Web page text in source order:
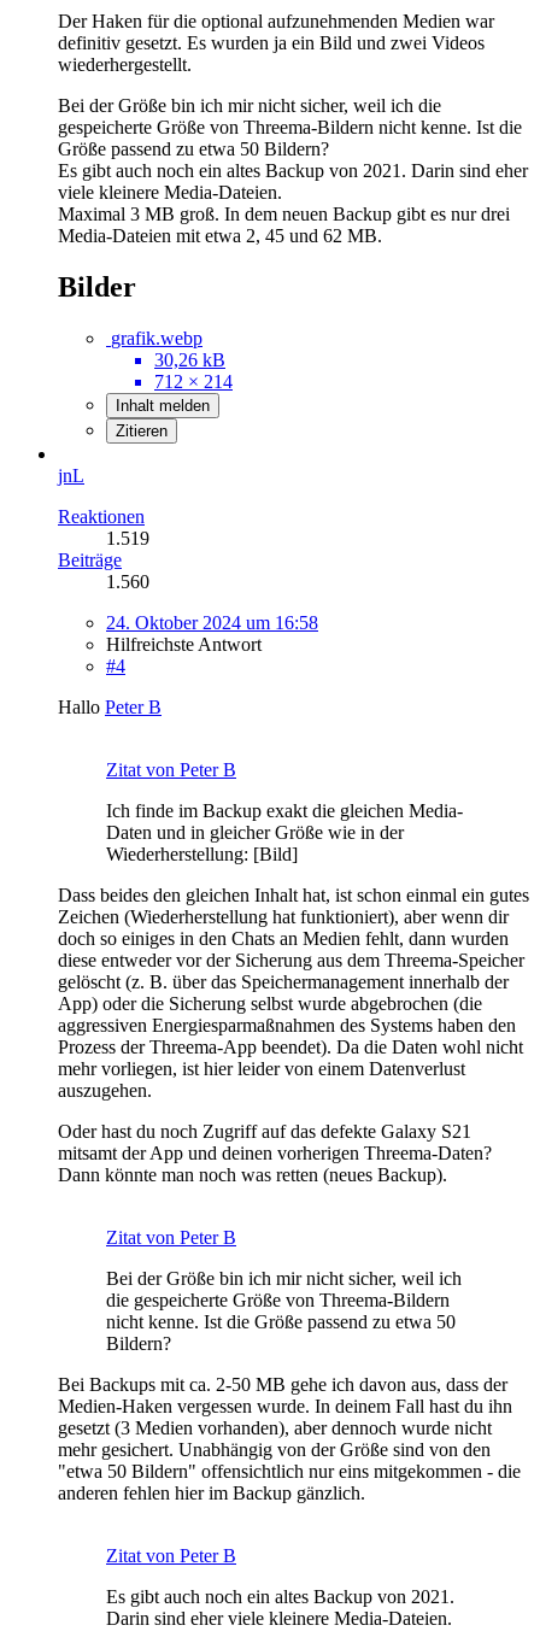
Der Haken für die optional aufzunehmenden Medien war
definitiv gesetzt. Es wurden ja ein Bild und zwei Videos
wiederhergestellt.
Bei der Größe bin ich mir nicht sicher, weil ich die
gespeicherte Größe von Threema-Bildern nicht kenne. Ist die
Größe passend zu etwa 50 Bildern?
Es gibt auch noch ein altes Backup von 2021. Darin sind eher
viele kleinere Media-Dateien.
Maximal 3 MB groß. In dem neuen Backup gibt es nur drei
Media-Dateien mit etwa 2, 45 und 62 MB.
Bilder
grafik.webp
30,26 kB
712 × 214
Inhalt melden
Zitieren
jnL
Reaktionen
1.519
Beiträge
1.560
24. Oktober 2024 um 16:58
Hilfreichste Antwort
#4
Hallo Peter B
Zitat von Peter B
Ich finde im Backup exakt die gleichen Media-
Daten und in gleicher Größe wie in der
Wiederherstellung: [Bild]
Dass beides den gleichen Inhalt hat, ist schon einmal ein gutes
Zeichen (Wiederherstellung hat funktioniert), aber wenn dir
doch so einiges in den Chats an Medien fehlt, dann wurden
diese entweder vor der Sicherung aus dem Threema-Speicher
gelöscht (z. B. über das Speichermanagement innerhalb der
App) oder die Sicherung selbst wurde abgebrochen (die
aggressiven Energiesparmaßnahmen des Systems haben den
Prozess der Threema-App beendet). Da die Daten wohl nicht
mehr vorliegen, ist hier leider von einem Datenverlust
auszugehen.
Oder hast du noch Zugriff auf das defekte Galaxy S21
mitsamt der App und deinen vorherigen Threema-Daten?
Dann könnte man noch was retten (neues Backup).
Zitat von Peter B
Bei der Größe bin ich mir nicht sicher, weil ich
die gespeicherte Größe von Threema-Bildern
nicht kenne. Ist die Größe passend zu etwa 50
Bildern?
Bei Backups mit ca. 2-50 MB gehe ich davon aus, dass der
Medien-Haken vergessen wurde. In deinem Fall hast du ihn
gesetzt (3 Medien vorhanden), aber dennoch wurde nicht
mehr gesichert. Unabhängig von der Größe sind von den
"etwa 50 Bildern" offensichtlich nur eins mitgekommen - die
anderen fehlen hier im Backup gänzlich.
Zitat von Peter B
Es gibt auch noch ein altes Backup von 2021.
Darin sind eher viele kleinere Media-Dateien.